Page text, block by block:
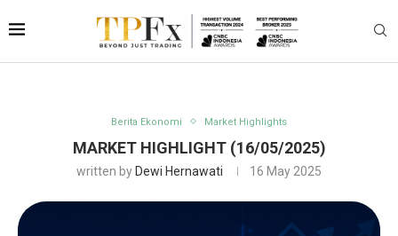
Berita Ekonomi Market Highlights
MARKET HIGHLIGHT (16/05/2025)
written by Dewi Hernawati 16 May 2025